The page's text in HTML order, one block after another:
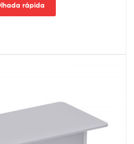
rápida